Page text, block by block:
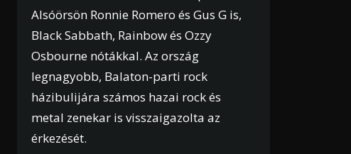
Alsóörsön Ronnie Romero és Gus G is,
Black Sabbath, Rainbow és Ozzy
Osbourne nótákkal. Az ország
legnagyobb, Balaton-parti rock
házibulijára számos hazai rock és
metal zenekar is visszaigazolta az
érkezését.